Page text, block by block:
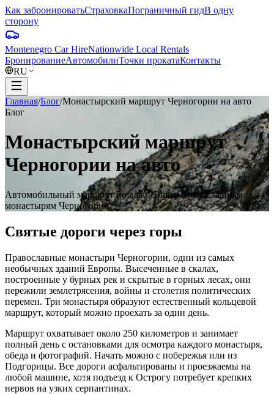
Как забронироватьСтраховкаПограничный гидВ одну
сторону
Montenegro Car HireNationwide Local Rentals
БронированиеАвтомобилиТочки прокатаКонтакты
RU
Главная/Блог/Монастырский маршрут Черногории на авто
Блог
Монастырский маршрут
Черногории на авто
Автомобильный маршрут по важнейшим православным
монастырям Черногории.
Святые дороги через горы
Православные монастыри Черногории, одни из самых
необычных зданий Европы. Высеченные в скалах,
построенные у бурных рек и скрытые в горных лесах, они
пережили землетрясения, войны и столетия политических
перемен. Три монастыря образуют естественный кольцевой
маршрут, который можно проехать за один день.
Маршрут охватывает около 250 километров и занимает
полный день с остановками для осмотра каждого монастыря,
обеда и фотографий. Начать можно с побережья или из
Подгорицы. Все дороги асфальтированы и проезжаемы на
любой машине, хотя подъезд к Острогу потребует крепких
нервов на узких серпантинах.